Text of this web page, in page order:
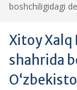
boshchiligidagi
Xitoy Xalq
shahrida